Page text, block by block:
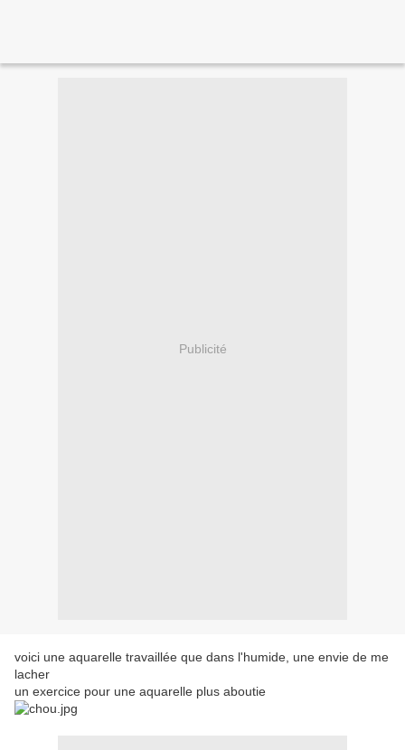
Publicité
voici une aquarelle travaillée que dans l'humide, une envie de me
lacher
un exercice pour une aquarelle plus aboutie